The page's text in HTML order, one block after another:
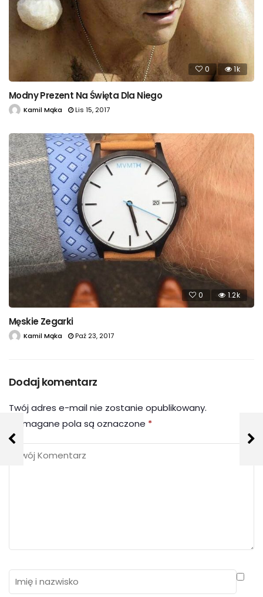
0 1k
Modny Prezent Na Święta Dla Niego
Kamil Mąka Lis 15, 2017
0 1.2k
Męskie Zegarki
Kamil Mąka Paź 23, 2017
Dodaj komentarz
Twój adres e-mail nie zostanie opublikowany.
Wymagane pola są oznaczone *